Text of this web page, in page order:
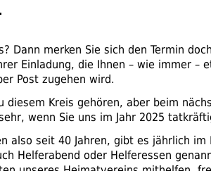
.
Dann merken Sie sich den Termin
Einladung, die Ihnen – wie immer –
Post zugehen wird.
diesem Kreis gehören, aber beim
wenn Sie uns im Jahr 2025
also seit 40 Jahren, gibt es jährlich im
Helferabend oder Helferessen